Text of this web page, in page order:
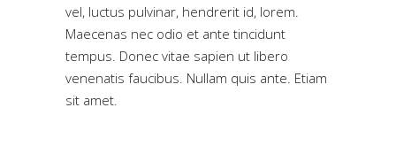
vel, luctus pulvinar, hendrerit id, lorem.
Maecenas nec odio et ante tincidunt
tempus. Donec vitae sapien ut libero
venenatis faucibus. Nullam quis ante. Etiam
sit amet.